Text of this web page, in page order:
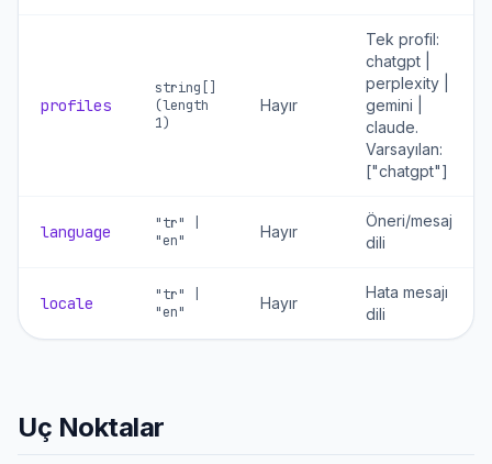
profiles
string[]
(length
1)
Hayır
Tek profil:
chatgpt |
perplexity |
gemini |
claude.
Varsayılan:
["chatgpt"]
language
"tr" |
"en"
Hayır
Öneri/mesaj
dili
locale
"tr" |
"en"
Hayır
Hata mesajı
dili
Uç Noktalar